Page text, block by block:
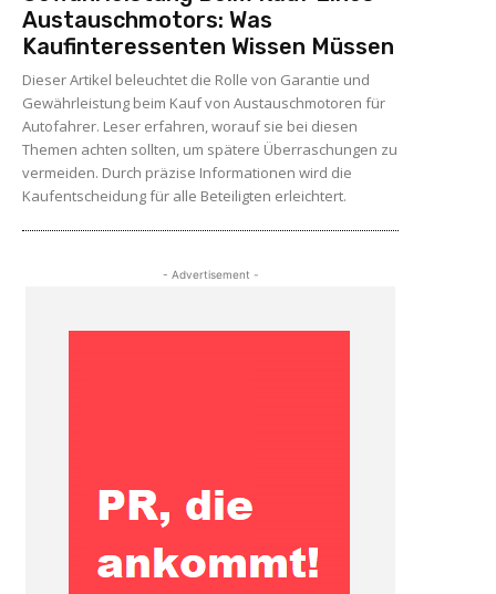
Austauschmotors: Was
Kaufinteressenten Wissen Müssen
Dieser Artikel beleuchtet die Rolle von Garantie und
Gewährleistung beim Kauf von Austauschmotoren für
Autofahrer. Leser erfahren, worauf sie bei diesen
Themen achten sollten, um spätere Überraschungen zu
vermeiden. Durch präzise Informationen wird die
Kaufentscheidung für alle Beteiligten erleichtert.
- Advertisement -